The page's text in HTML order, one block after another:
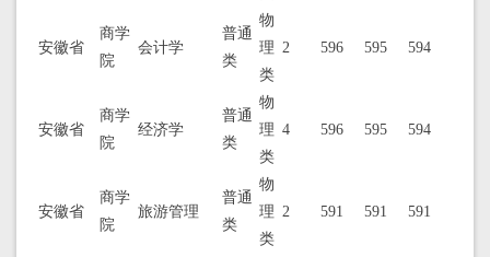
安徽省
商学
院
会计学
普通
类
物
理
类
2 596 595 594
安徽省
商学
院
经济学
普通
类
物
理
类
4 596 595 594
安徽省
商学
院
旅游管理
普通
类
物
理
类
2 591 591 591